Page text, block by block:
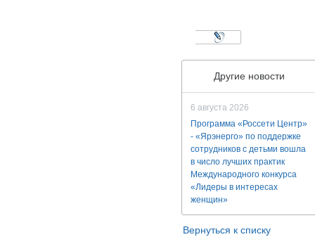
Другие новости
6 августа 2026
Программа «Россети Центр»
- «Ярэнерго» по поддержке
сотрудников с детьми вошла
в число лучших практик
Международного конкурса
«Лидеры в интересах
женщин»
Вернуться к списку